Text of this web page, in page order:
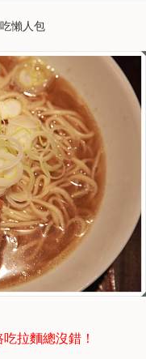
懶人包
拉麵總沒錯！